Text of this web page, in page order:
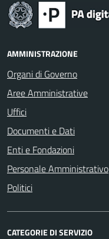
AMMINISTRAZIONE
Organi di Governo
Aree Amministrative
Uffici
Documenti e Dati
Enti e Fondazioni
Personale Amministrativo
Politici
CATEGORIE DI SERVIZIO